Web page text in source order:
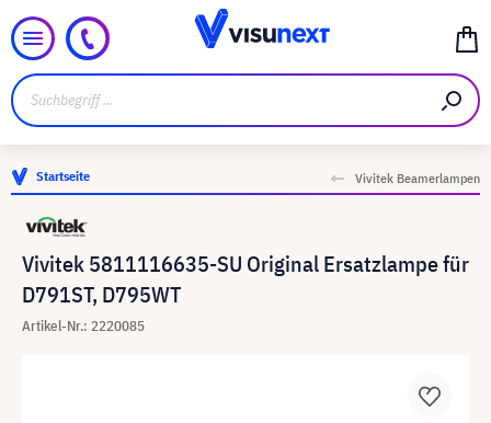
Startseite Vivitek Beamerlampen
Vivitek 5811116635-SU Original Ersatzlampe für
D791ST, D795WT
Artikel-Nr.: 2220085